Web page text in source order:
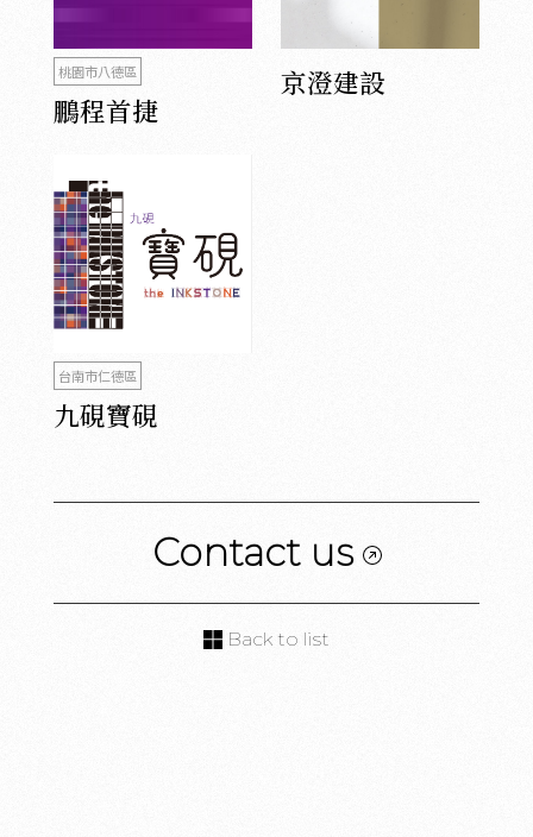
桃園市八德區
鵬程首捷
京澄建設
台南市仁德區
九硯寶硯
Contact us
Back to list